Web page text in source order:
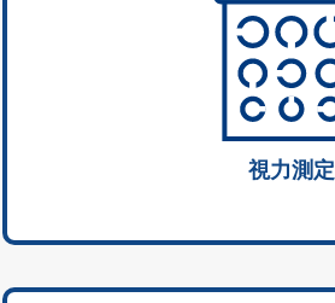
視力測定